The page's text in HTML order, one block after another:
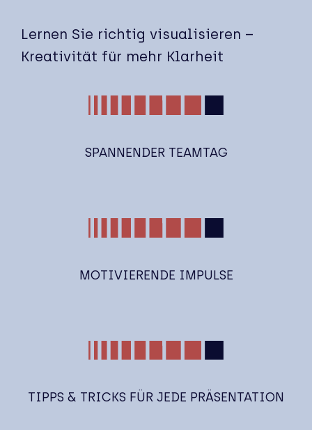
Lernen Sie richtig visualisieren –
Kreativität für mehr Klarheit
SPANNENDER TEAMTAG
MOTIVIERENDE IMPULSE
TIPPS & TRICKS FÜR JEDE PRÄSENTATION